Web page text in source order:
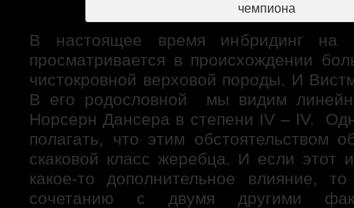
чемпиона
В настоящее время инбридинг на
просматривается в происхождении
чистокровной верховой породы. И
В его родословной мы видим
Норсерн Дансера в степени IV – IV.
полагать, что этим обстоятельством
скаковой класс жеребца. И если этот
какое-то дополнительное влияние,
сочетанию с двумя другими